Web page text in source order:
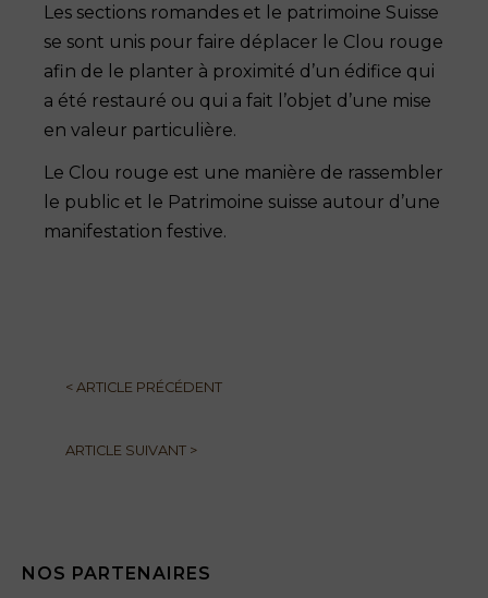
Les sections romandes et le patrimoine Suisse
se sont unis pour faire déplacer le Clou rouge
afin de le planter à proximité d’un édifice qui
a été restauré ou qui a fait l’objet d’une mise
en valeur particulière.
Le Clou rouge est une manière de rassembler
le public et le Patrimoine suisse autour d’une
manifestation festive.
< ARTICLE PRÉCÉDENT
ARTICLE SUIVANT >
NOS PARTENAIRES